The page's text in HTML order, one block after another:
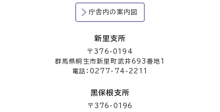
庁舎内の案内図
新里支所
〒376-0194
群馬県桐生市新里町武井693番地1
電話：0277-74-2211
黒保根支所
〒376-0196